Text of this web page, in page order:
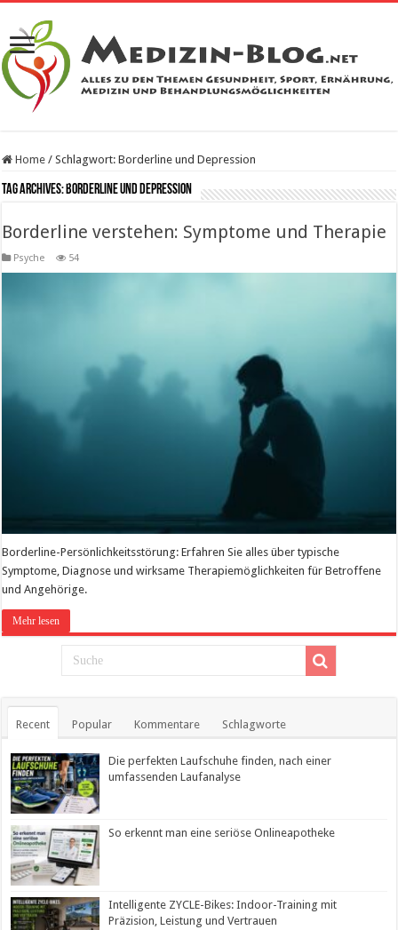
Home / Schlagwort:Borderline und Depression
Tag Archives:Borderline und Depression
Borderline verstehen: Symptome und Therapie
Psyche 54
Borderline-Persönlichkeitsstörung: Erfahren Sie alles über typische
Symptome, Diagnose und wirksame Therapiemöglichkeiten für Betroffene
und Angehörige.
Mehr lesen
Recent Popular Kommentare Schlagworte
Die perfekten Laufschuhe finden, nach einer
umfassenden Laufanalyse
So erkennt man eine seriöse Onlineapotheke
Intelligente ZYCLE-Bikes: Indoor-Training mit
Präzision, Leistung und Vertrauen